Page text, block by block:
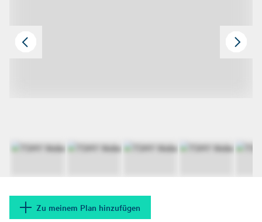
Zu meinem Plan hinzufügen